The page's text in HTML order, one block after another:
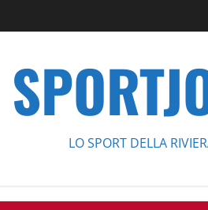
LO SPORT DELLA